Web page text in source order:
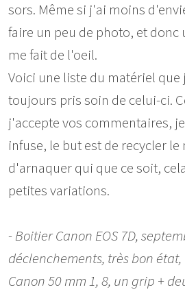
sors. Même si j'ai moins
faire un peu de photo, et donc
me fait de l'oeil.
Voici une liste du matériel que
toujours pris soin de celui-ci.
j'accepte vos commentaires,
infuse, le but est de recycler
d'arnaquer qui que ce soit,
petites variations.
- Boitier Canon EOS 7D,
déclenchements, très bon
Canon 50 mm 1, 8, un grip +